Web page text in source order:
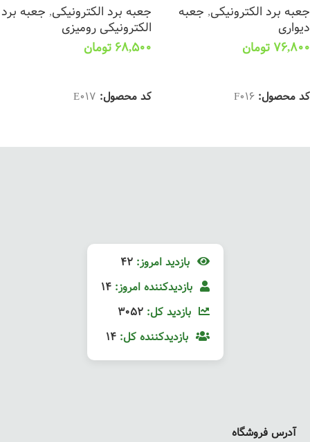
جعبه برد الکترونیکی, جعبه
دیواری
76,800 تومان
کد محصول: F016
جعبه برد الکترونیکی, جعبه برد
الکترونیکی رومیزی
68,500 تومان
کد محصول: E017
بازدید امروز: 42
بازدیدکننده امروز: 14
بازدید کل: 3052
بازدیدکننده کل: 14
آدرس فروشگاه